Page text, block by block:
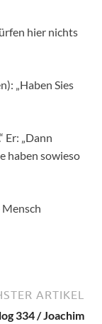
hier nichts
„Haben Sies
Er: „Dann
haben sowieso
Mensch
ARTIKEL
334 / Joachim